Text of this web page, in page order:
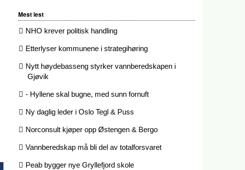
Mest lest
NHO krever politisk handling
Etterlyser kommunene i strategihøring
Nytt høydebasseng styrker vannberedskapen i
Gjøvik
- Hyllene skal bugne, med sunn fornuft
Ny daglig leder i Oslo Tegl & Puss
Norconsult kjøper opp Østengen & Bergo
Vannberedskap må bli del av totalforsvaret
Peab bygger nye Gryllefjord skole